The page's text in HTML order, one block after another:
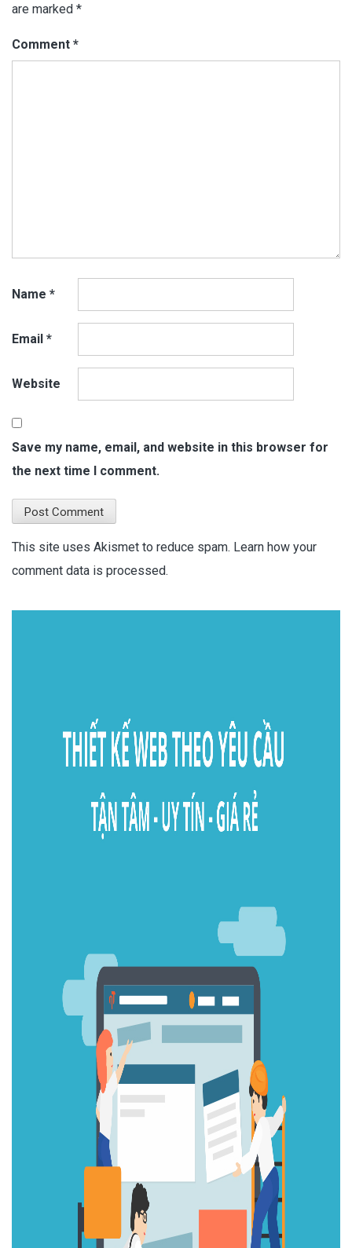
are marked *
Comment *
Name *
Email *
Website
Save my name, email, and website in this browser for
the next time I comment.
This site uses Akismet to reduce spam. Learn how your
comment data is processed.